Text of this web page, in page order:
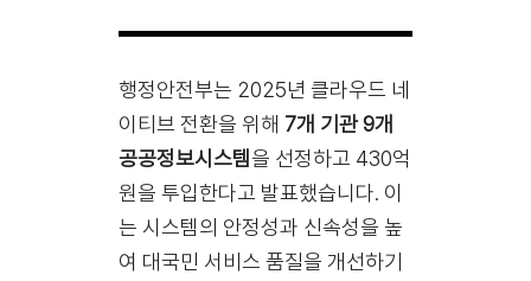
행정안전부는 2025년 클라우드 네
이티브 전환을 위해 7개 기관 9개
공공정보시스템을 선정하고 430억
원을 투입한다고 발표했습니다. 이
는 시스템의 안정성과 신속성을 높
여 대국민 서비스 품질을 개선하기